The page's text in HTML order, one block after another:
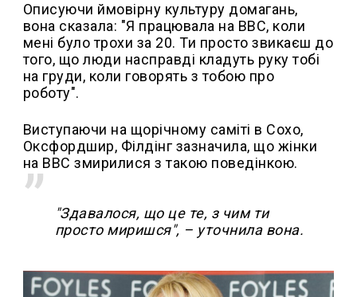
Описуючи ймовірну культуру домагань,
вона сказала: "Я працювала на BBC, коли
мені було трохи за 20. Ти просто звикаєш до
того, що люди насправді кладуть руку тобі
на груди, коли говорять з тобою про
роботу".
Виступаючи на щорічному саміті в Сохо,
Оксфордшир, Філдінг зазначила, що жінки
на BBC змирилися з такою поведінкою.
"Здавалося, що це те, з чим ти
просто миришся", – уточнила вона.